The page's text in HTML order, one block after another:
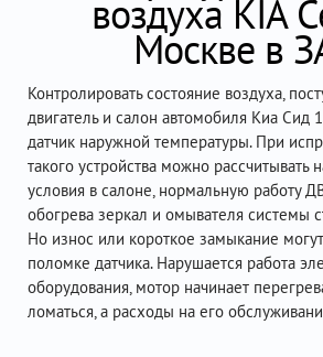
воздуха KIA
Москве в
Контролировать состояние воздуха,
двигатель и салон автомобиля Киа Сид
датчик наружной температуры. При
такого устройства можно рассчитывать
условия в салоне, нормальную работу
обогрева зеркал и омывателя системы
Но износ или короткое замыкание
поломке датчика. Нарушается работа
оборудования, мотор начинает
ломаться, а расходы на его